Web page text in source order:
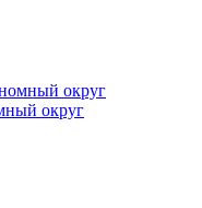
округ
округ